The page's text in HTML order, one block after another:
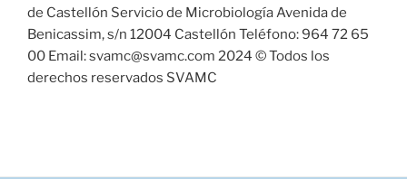
de Castellón Servicio de Microbiología Avenida de
Benicassim, s/n 12004 Castellón Teléfono: 964 72 65
00 Email: svamc@svamc.com 2024 © Todos los
derechos reservados SVAMC